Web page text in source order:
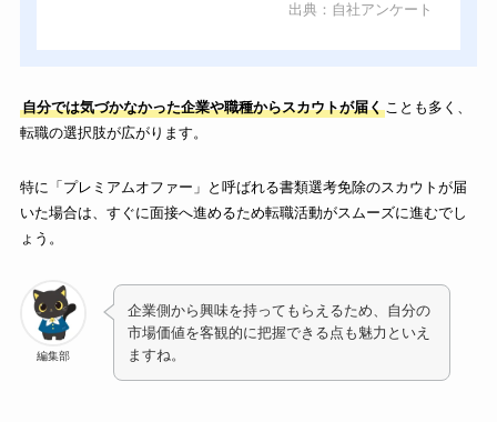
出典：自社アンケート
自分では気づかなかった企業や職種からスカウトが届くことも多く、
転職の選択肢が広がります。
特に「プレミアムオファー」と呼ばれる書類選考免除のスカウトが届
いた場合は、すぐに面接へ進めるため転職活動がスムーズに進むでし
ょう。
編集部
企業側から興味を持ってもらえるため、自分の
市場価値を客観的に把握できる点も魅力といえ
ますね。